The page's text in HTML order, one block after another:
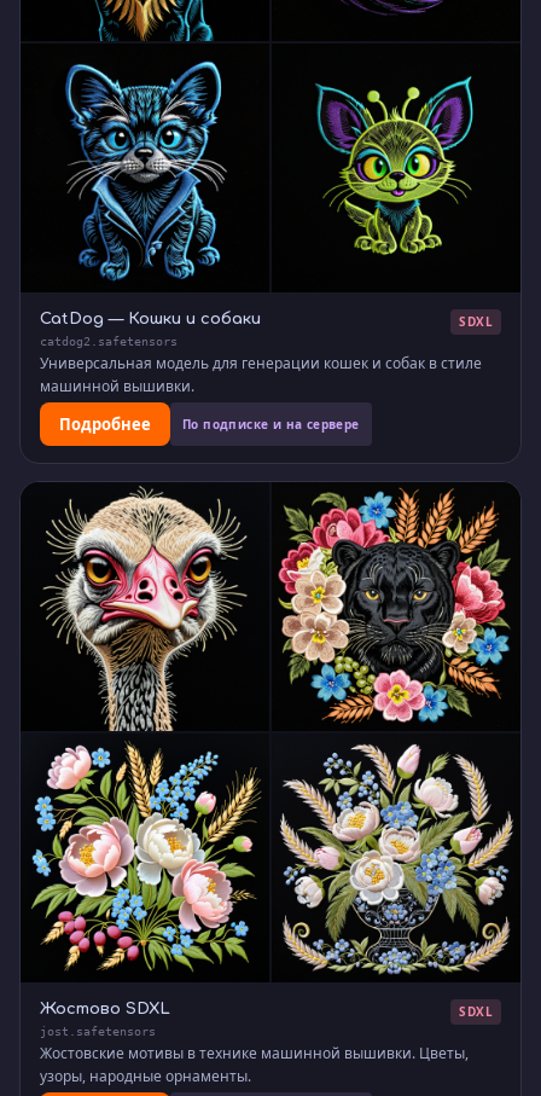
CatDog — Кошки и собаки
catdog2.safetensors
SDXL
Универсальная модель для генерации кошек и собак в стиле
машинной вышивки.
Подробнее По подписке и на сервере
Жостово SDXL
jost.safetensors
SDXL
Жостовские мотивы в технике машинной вышивки. Цветы,
узоры, народные орнаменты.